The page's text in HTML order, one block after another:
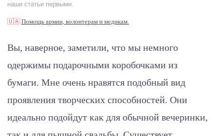
наши статьи первыми.
🇺🇦Помощь армии, волонтерам и медикам.
Вы, наверное, заметили, что мы немного
одержимы подарочными коробочками из
бумаги. Мне очень нравятся подобный вид
проявления творческих способностей. Они
идеально подойдут как для обычной вечеринки,